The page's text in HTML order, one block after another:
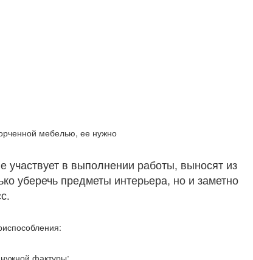
мебелью, ее нужно
участвует в выполнении работы, выносят из
уберечь предметы интерьера, но и заметно
фактуры;